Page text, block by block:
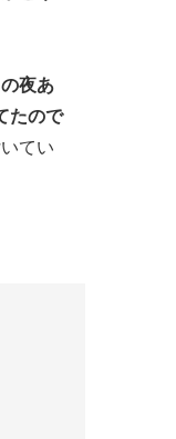
夜あ
たので
てい